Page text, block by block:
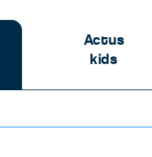
Actus
kids